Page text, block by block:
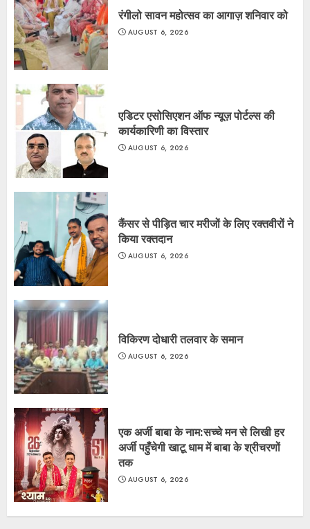
रंगीलो सावन महोत्सव का आगाज़ शनिवार को
AUGUST 6, 2026
एडिटर एसोसिएशन ऑफ न्यूज़ पोर्टल्स की
कार्यकारिणी का विस्तार
AUGUST 6, 2026
कैंसर से पीड़ित चार मरीजों के लिए रक्तवीरों ने
किया रक्तदान
AUGUST 6, 2026
विकिरण दोधारी तलवार के समान
AUGUST 6, 2026
एक अर्जी बाबा के नाम:सच्चे मन से लिखी हर
अर्जी पहुँचेगी खाटू धाम में बाबा के श्रीचरणों
तक
AUGUST 6, 2026